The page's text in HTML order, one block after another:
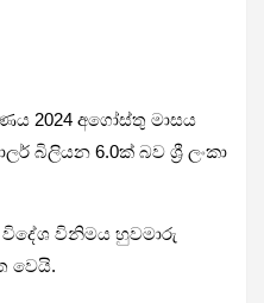
2024 අගෝස්තු මාසය
බිලියන 6.0ක් බව ශ්‍රී ලංකා
විනිමය හුවමාරු
වෙයි.